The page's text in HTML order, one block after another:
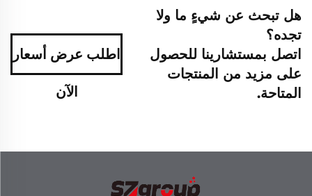
هل تبحث عن شيءٍ ما ولا
تجده؟
اتصل بمستشارينا للحصول
على مزيد من المنتجات
المتاحة.
اطلب عرض أسعار
الآن